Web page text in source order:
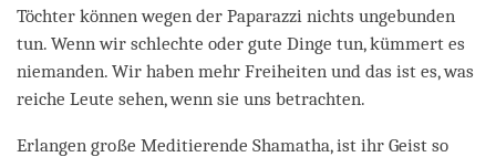
Töchter können wegen der Paparazzi nichts ungebunden
tun. Wenn wir schlechte oder gute Dinge tun, kümmert es
niemanden. Wir haben mehr Freiheiten und das ist es, was
reiche Leute sehen, wenn sie uns betrachten.
Erlangen große Meditierende Shamatha, ist ihr Geist so